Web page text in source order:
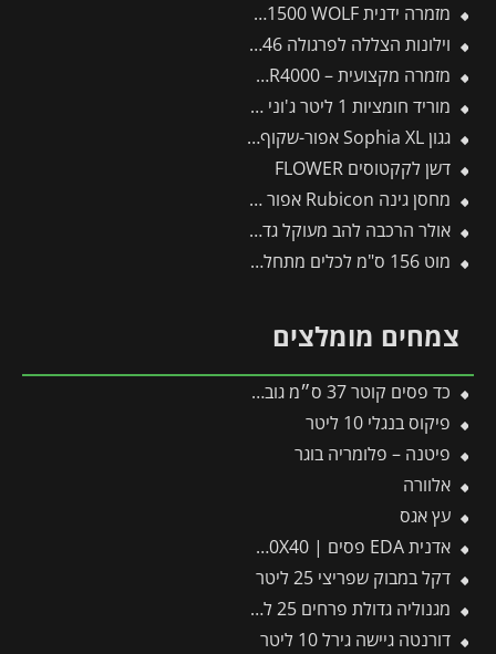
מזמרה ידנית by-pass indoor RR1500 WOLF
וילונות הצללה לפרגולה 3X5.46 מבית פלרם – Canopia
מזמרה מקצועית – WOLF by-pass RR4000
מוריד חומציות 1 ליטר ג'וני גרין
גגון Sophia XL אפור-שקוף 1.4X3.8 עיצוב מודרני מבית פלרם – Canopia
דשן לקקטוסים FLOWER
מחסן גינה Rubicon אפור כהה 1.9X3 מבית פלרם – קנופיה
אולר הרכבה להב מעוקל גדול (סכין) לחיתוך ענפים עבים
מוט 156 ס"מ לכלים מתחלפים פיסקארס
צמחים מומלצים
כד פסים קוטר 37 ס״מ גובה 37 ס״מ שמנת
פיקוס בנגלי 10 ליטר
פיטנה – פלומריה בוגר
אלוורה
עץ אגס
אדנית EDA פסים | 100X40X40 ס"מ | אפור כהה
דקל במבוק שפריצי 25 ליטר
מגנוליה גדולת פרחים 25 ליטר
דורנטה גיישה גירל 10 ליטר